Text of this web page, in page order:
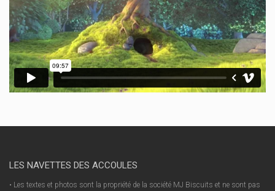
LES NAVETTES DES ACCOULES
• Les textes et photos sont la propriété de la société MJ Biscuits et ne sont pas